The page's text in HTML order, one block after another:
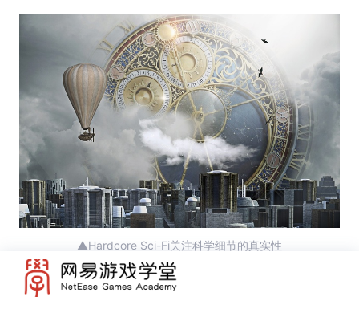
▲Hardcore Sci-Fi关注科学细节的真实性
来源：fantasy-ufo-city-science-fiction（Pixabay.com）
Softcore Scifi作品中科学技术和物理定律的重要